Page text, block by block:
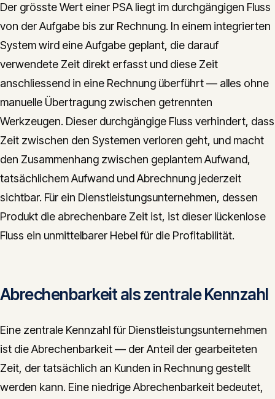
Der grösste Wert einer PSA liegt im durchgängigen Fluss
von der Aufgabe bis zur Rechnung. In einem integrierten
System wird eine Aufgabe geplant, die darauf
verwendete Zeit direkt erfasst und diese Zeit
anschliessend in eine Rechnung überführt — alles ohne
manuelle Übertragung zwischen getrennten
Werkzeugen. Dieser durchgängige Fluss verhindert, dass
Zeit zwischen den Systemen verloren geht, und macht
den Zusammenhang zwischen geplantem Aufwand,
tatsächlichem Aufwand und Abrechnung jederzeit
sichtbar. Für ein Dienstleistungsunternehmen, dessen
Produkt die abrechenbare Zeit ist, ist dieser lückenlose
Fluss ein unmittelbarer Hebel für die Profitabilität.
Abrechenbarkeit als zentrale Kennzahl
Eine zentrale Kennzahl für Dienstleistungsunternehmen
ist die Abrechenbarkeit — der Anteil der gearbeiteten
Zeit, der tatsächlich an Kunden in Rechnung gestellt
werden kann. Eine niedrige Abrechenbarkeit bedeutet,